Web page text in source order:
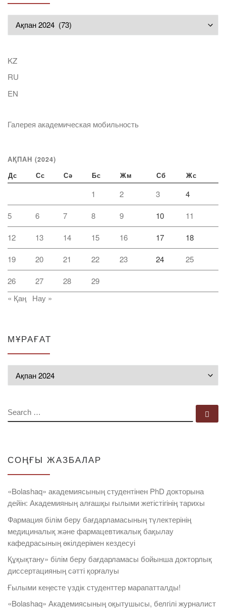
KZ
RU
EN
Галерея академическая мобильность
АҚПАН (2024)
Дс Сс Сә Бс Жм Сб Жс
1 2 3 4
5 6 7 8 9 10 11
12 13 14 15 16 17 18
19 20 21 22 23 24 25
26 27 28
29
« Қаң
Нау »
МҰРАҒАТ
SEARCH
СОҢҒЫ ЖАЗБАЛАР
«Bolashaq» академиясының студентінен PhD докторына
дейін: Академияның алғашқы ғылыми жетістігінің тарихы
Фармация білім беру бағдарламасының түлектерінің
медициналық және фармацевтикалық бақылау
кафедрасының өкілдерімен кездесуі
Құқықтану» білім беру бағдарламасы бойынша докторлық
диссертацияның сәтті қорғалуы
Ғылыми кеңесте үздік студенттер марапатталды!
«Bolashaq» Академиясының оқытушысы, белгілі журналист